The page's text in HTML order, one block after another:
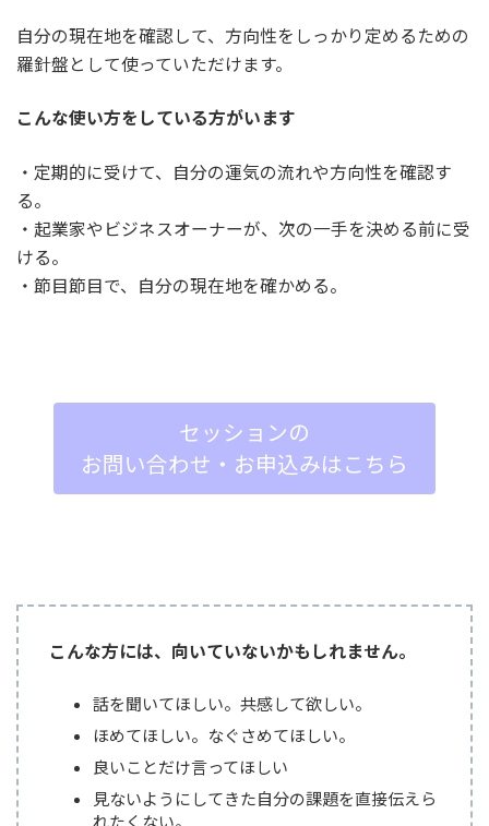
自分の現在地を確認して、方向性をしっかり定めるための
羅針盤として使っていただけます。
こんな使い方をしている方がいます
・定期的に受けて、自分の運気の流れや方向性を確認す
る。
・起業家やビジネスオーナーが、次の一手を決める前に受
ける。
・節目節目で、自分の現在地を確かめる。
セッションの
お問い合わせ・お申込みはこちら
こんな方には、向いていないかもしれません。
話を聞いてほしい。共感して欲しい。
ほめてほしい。なぐさめてほしい。
良いことだけ言ってほしい
見ないようにしてきた自分の課題を直接伝えら
れたくない。